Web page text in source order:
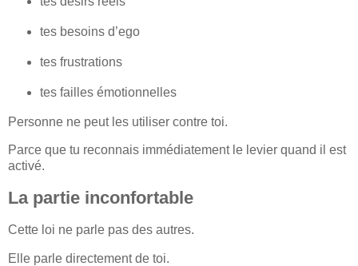
tes besoins d’ego
tes frustrations
tes failles émotionnelles
Personne ne peut les utiliser contre toi.
Parce que tu reconnais immédiatement le levier quand il est
activé.
La partie inconfortable
Cette loi ne parle pas des autres.
Elle parle directement de toi.